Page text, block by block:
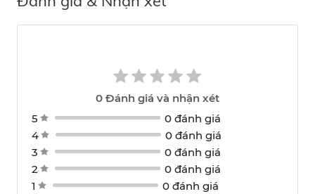
0 Đánh giá và nhận xét
5
0 đánh giá
4
0 đánh giá
3
0 đánh giá
2
0 đánh giá
1
0 đánh giá